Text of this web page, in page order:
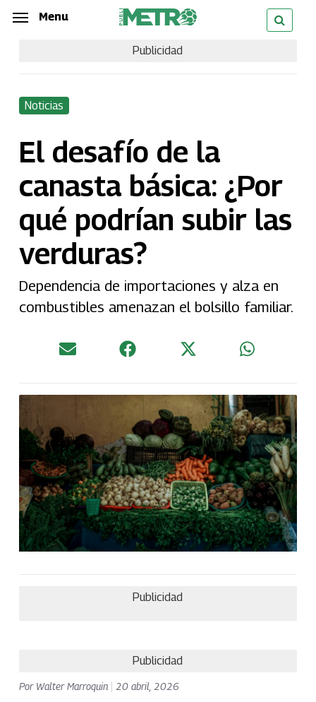
Skip
content
Menu
Publicidad
Noticias
El desafío de la
canasta básica: ¿Por
qué podrían subir las
verduras?
Dependencia de importaciones y alza en
combustibles amenazan el bolsillo familiar.
Publicidad
Publicidad
Por Walter Marroquin 20 abril, 2026
Menu